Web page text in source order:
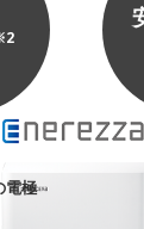
電極